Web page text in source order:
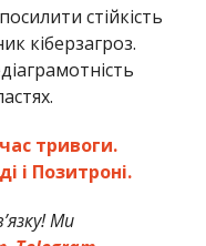
стійкість
кіберзагроз.
тривоги.
і Позитроні.
Ми